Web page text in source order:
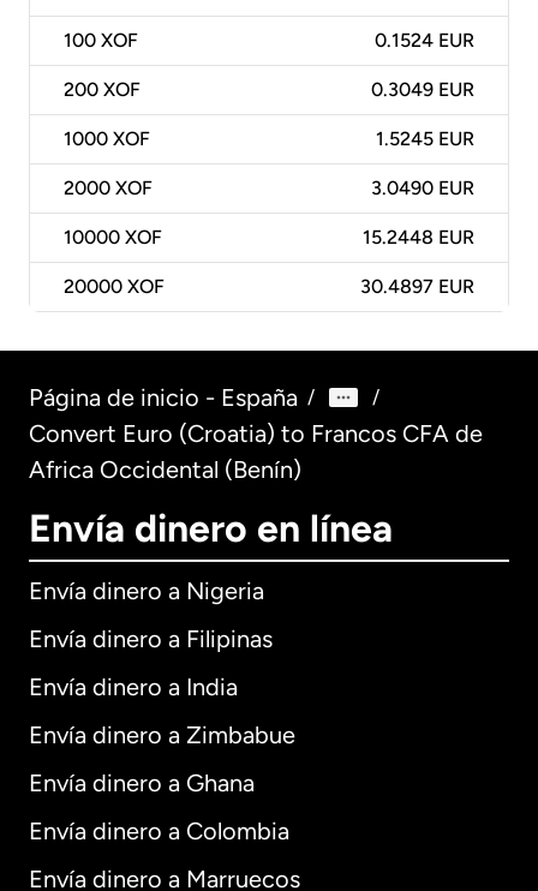
100 XOF 0.1524 EUR
200 XOF 0.3049 EUR
1000 XOF 1.5245 EUR
2000 XOF 3.0490 EUR
10000 XOF 15.2448 EUR
20000 XOF 30.4897 EUR
Página de inicio - España / /
Convert Euro (Croatia) to Francos CFA de
Africa Occidental (Benín)
Envía dinero en línea
Envía dinero a Nigeria
Envía dinero a Filipinas
Envía dinero a India
Envía dinero a Zimbabue
Envía dinero a Ghana
Envía dinero a Colombia
Envía dinero a Marruecos